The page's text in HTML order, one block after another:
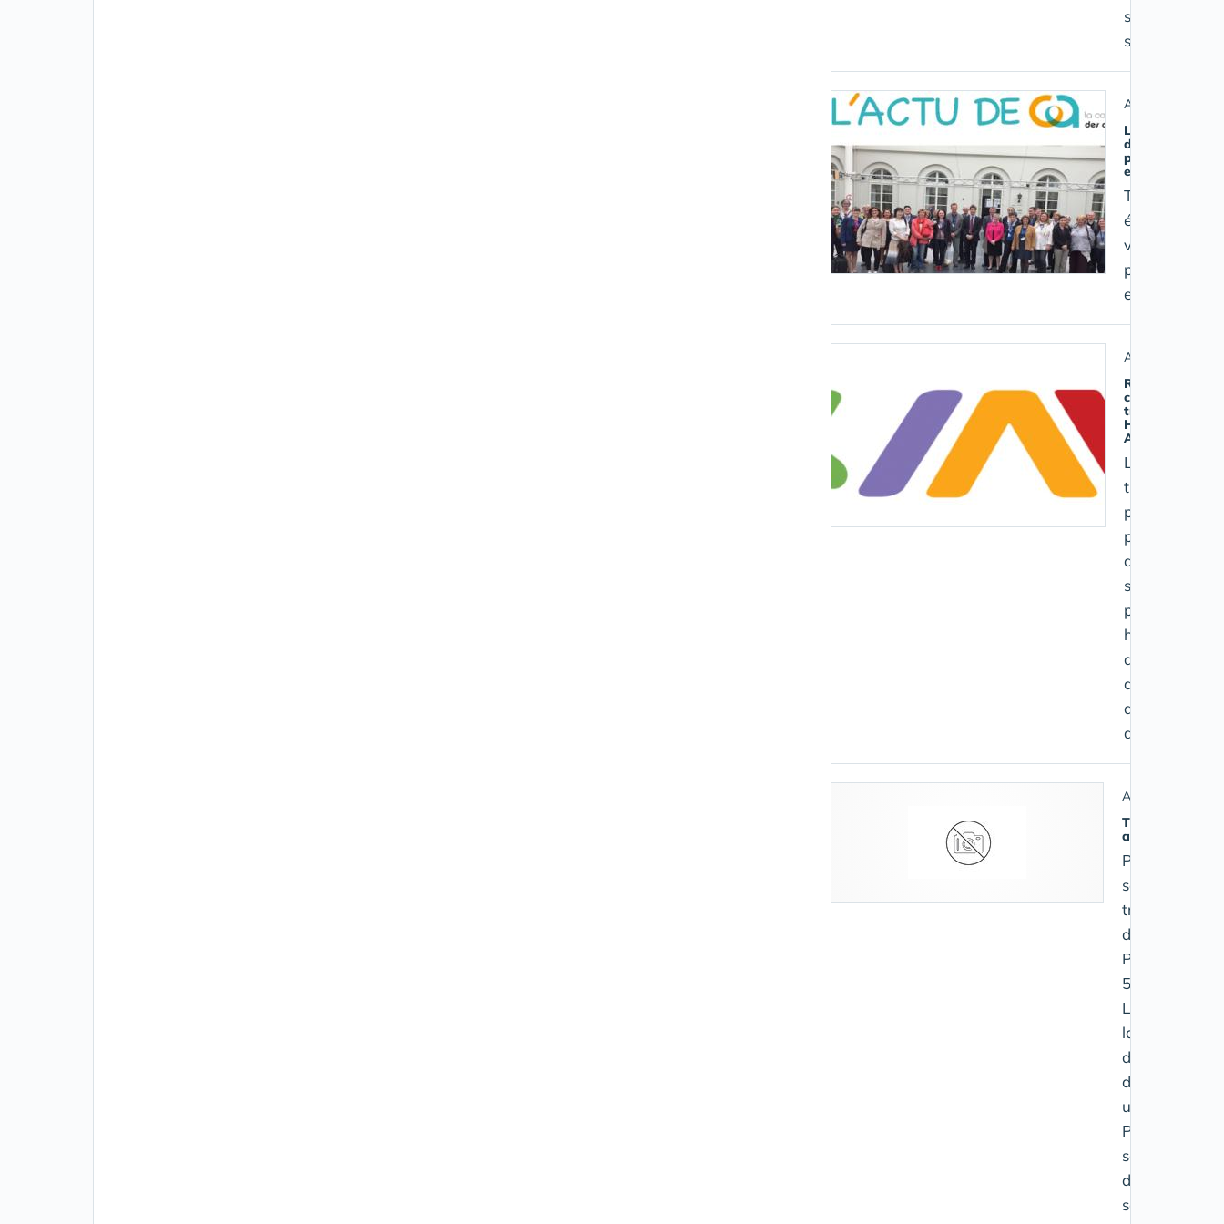
sur l’aide aux
salariés
Aidant salarié
La compagnie
des aidants au
parlement
européen:
Trouver un
équilibre entre
vie
et vie privée
Aidant salarié
Réforme du
code du
travail,
Handicap &
Aidants
La FNATH
transmet ses
propositions
pour
améliorer la
situation des
personnes
handicapées,
de leurs
aidants et
des victimes
du travail
Aidant salarié
TPE, PME,
aidants
Plus de 50%
salariés
travaillent
des TPE ou
PME de
50 personnes.
L'article
la
de services et
d’informations
utiles afin que
PME et TPE
soient en
d’aider leurs
salariés en